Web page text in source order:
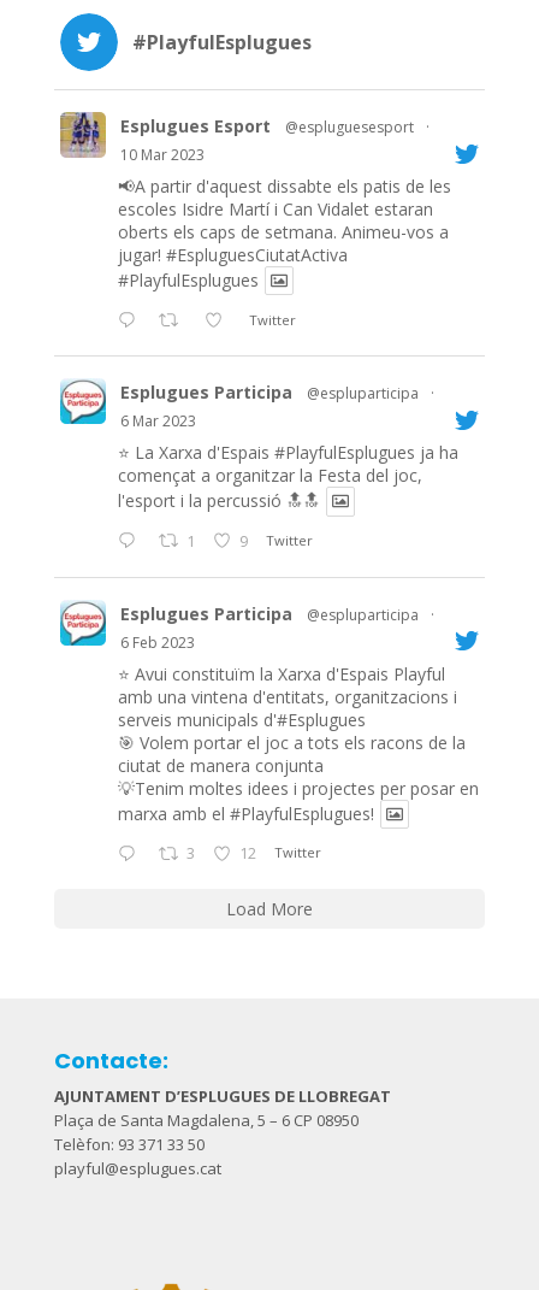
#PlayfulEsplugues
Esplugues Esport @espluguesesport
·
10 Mar 2023
📢A partir d'aquest dissabte els patis de les
escoles Isidre Martí i Can Vidalet estaran
oberts els caps de setmana. Animeu-vos a
jugar! #EspluguesCiutatActiva
#PlayfulEsplugues
Twitter
Esplugues Participa @espluparticipa
·
6 Mar 2023
⭐️ La Xarxa d'Espais #PlayfulEsplugues ja ha
començat a organitzar la Festa del joc,
l'esport i la percussió 🔝🔝
1 9 Twitter
Esplugues Participa @espluparticipa
·
6 Feb 2023
⭐️ Avui constituïm la Xarxa d'Espais Playful
amb una vintena d'entitats, organitzacions i
serveis municipals d'#Esplugues
🎯 Volem portar el joc a tots els racons de la
ciutat de manera conjunta
💡Tenim moltes idees i projectes per posar en
marxa amb el #PlayfulEsplugues!
3 12 Twitter
Load More
Contacte:
AJUNTAMENT D’ESPLUGUES DE LLOBREGAT
Plaça de Santa Magdalena, 5 – 6 CP 08950
Telèfon: 93 371 33 50
playful@esplugues.cat